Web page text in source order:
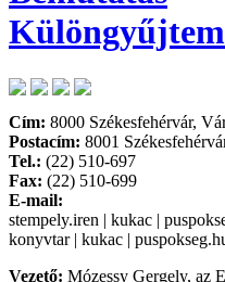
Cím: 8000 Székesfehérvár,
Postacím: 8001
Tel.: (22) 510-697
Fax: (22) 510-699
E-mail:
stempely.iren | kukac |
konyvtar | kukac |
Vezető: Mózessy Gergely, az